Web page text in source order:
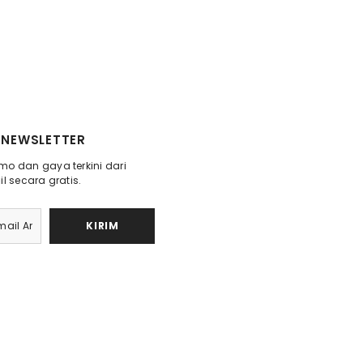
dan gaya terkini dari
secara gratis.
KIRIM